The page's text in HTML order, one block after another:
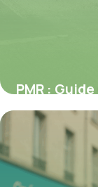
PMR :
27 octobre 2025